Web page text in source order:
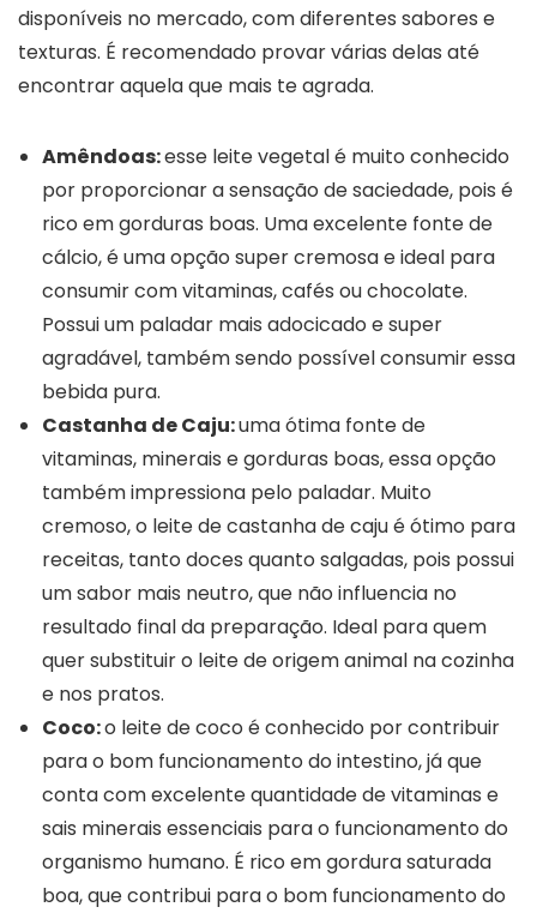
disponíveis no mercado, com diferentes sabores e
texturas. É recomendado provar várias delas até
encontrar aquela que mais te agrada.
Amêndoas:esse leite vegetal é muito conhecido
por proporcionar a sensação de saciedade, pois é
rico em gorduras boas. Uma excelente fonte de
cálcio, é uma opção super cremosa e ideal para
consumir com vitaminas, cafés ou chocolate.
Possui um paladar mais adocicado e super
agradável, também sendo possível consumir essa
bebida pura.
Castanha de Caju:uma ótima fonte de
vitaminas, minerais e gorduras boas, essa opção
também impressiona pelo paladar. Muito
cremoso, o leite de castanha de caju é ótimo para
receitas, tanto doces quanto salgadas, pois possui
um sabor mais neutro, que não influencia no
resultado final da preparação. Ideal para quem
quer substituir o leite de origem animal na cozinha
e nos pratos.
Coco:o leite de coco é conhecido por contribuir
para o bom funcionamento do intestino, já que
conta com excelente quantidade de vitaminas e
sais minerais essenciais para o funcionamento do
organismo humano. É rico em gordura saturada
boa, que contribui para o bom funcionamento do